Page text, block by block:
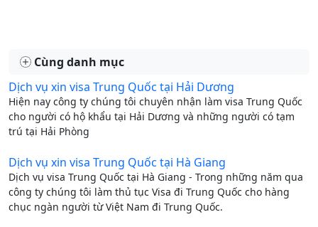
Cùng danh mục
Dịch vụ xin visa Trung Quốc tại Hải Dương
Hiện nay công ty chúng tôi chuyên nhận làm visa Trung Quốc
cho người có hộ khẩu tại Hải Dương và những người có tạm
trú tại Hải Phòng
Dịch vụ xin visa Trung Quốc tại Hà Giang
Dịch vụ visa Trung Quốc tại Hà Giang - Trong những năm qua
công ty chúng tôi làm thủ tục Visa đi Trung Quốc cho hàng
chục ngàn người từ Việt Nam đi Trung Quốc.